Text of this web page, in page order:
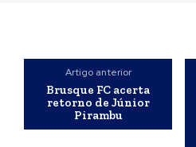
Artigo anterior
Brusque FC acerta
retorno de Júnior
Pirambu